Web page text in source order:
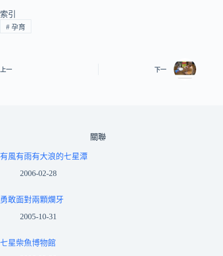
索引
#孕育
上一 下一
關聯
有風有雨有大浪的七星潭
2006-02-28
勇敢面對兩顆爛牙
2005-10-31
七星柴魚博物館